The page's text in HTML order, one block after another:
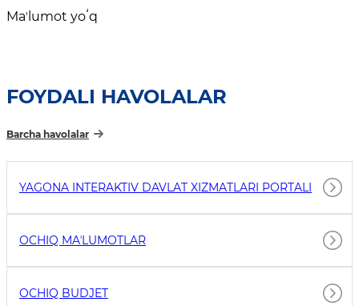
Maʼlumot yoʻq
FOYDALI HAVOLALAR
Barcha havolalar
YAGONA INTERAKTIV DAVLAT XIZMATLARI PORTALI
OCHIQ MAʼLUMOTLAR
OCHIQ BUDJET